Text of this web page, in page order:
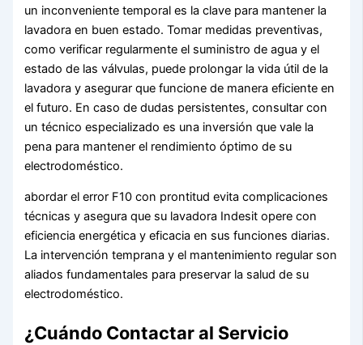
un inconveniente temporal es la clave para mantener la
lavadora en buen estado. Tomar medidas preventivas,
como verificar regularmente el suministro de agua y el
estado de las válvulas, puede prolongar la vida útil de la
lavadora y asegurar que funcione de manera eficiente en
el futuro. En caso de dudas persistentes, consultar con
un técnico especializado es una inversión que vale la
pena para mantener el rendimiento óptimo de su
electrodoméstico.
abordar el error F10 con prontitud evita complicaciones
técnicas y asegura que su lavadora Indesit opere con
eficiencia energética y eficacia en sus funciones diarias.
La intervención temprana y el mantenimiento regular son
aliados fundamentales para preservar la salud de su
electrodoméstico.
¿Cuándo Contactar al Servicio